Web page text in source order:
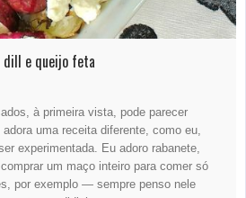
dill e queijo feta
à primeira vista, pode parecer
uma receita diferente, como eu,
experimentada. Eu adoro rabanete,
um maço inteiro para comer só
por exemplo — sempre penso nele